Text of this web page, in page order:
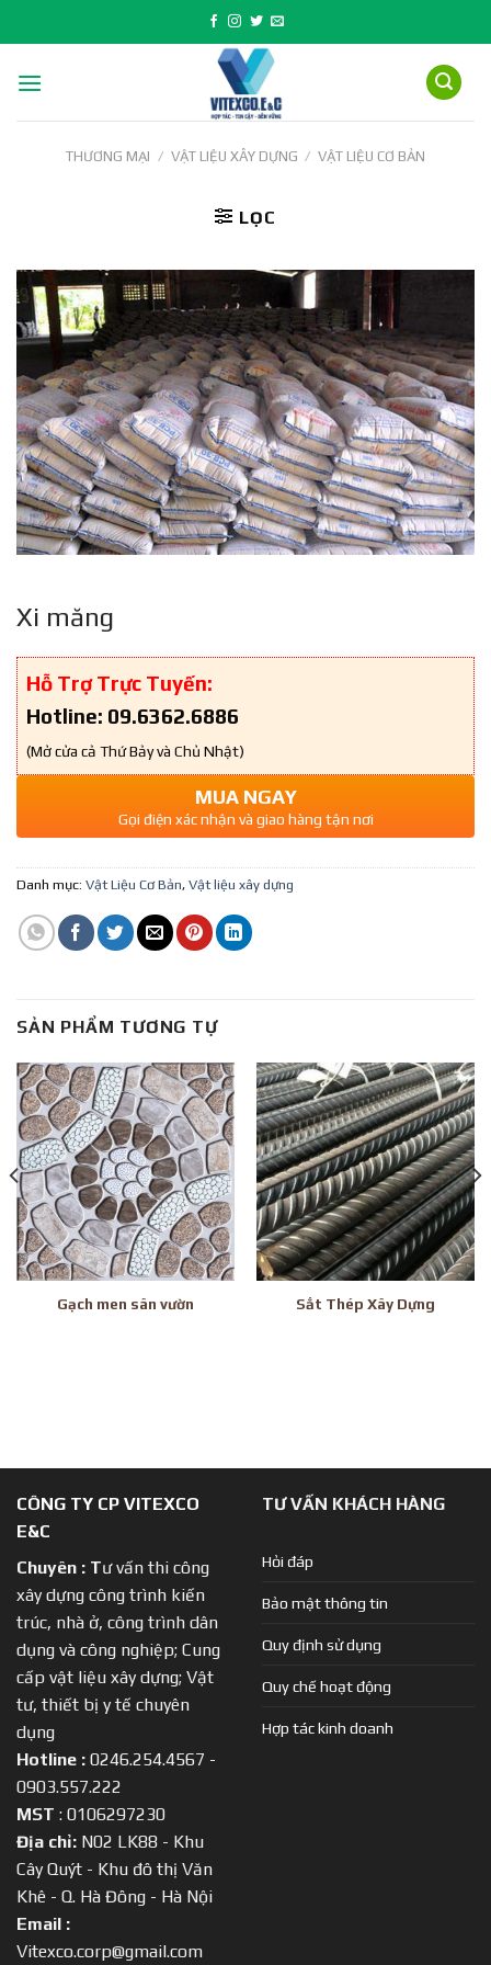
to
THƯƠNG MẠI / VẬT LIỆU XÂY DỰNG / VẬT LIỆU CƠ BẢN
LỌC
Xi măng
Hỗ Trợ Trực Tuyến:
Hotline: 09.6362.6886
(Mở cửa cả Thứ Bảy và Chủ Nhật)
MUA NGAY
Gọi điện xác nhận và giao hàng tận nơi
Danh mục: Vật Liệu Cơ Bản, Vật liệu xây dựng
SẢN PHẨM TƯƠNG TỰ
Gạch men sân vườn Sắt Thép Xây Dựng
CÔNG TY CP VITEXCO
E&C
Chuyên : Tư vấn thi công
xây dựng công trình kiến
trúc, nhà ở, công trình dân
dụng và công nghiệp; Cung
cấp vật liệu xây dựng; Vật
tư, thiết bị y tế chuyên
dụng
Hotline : 0246.254.4567 -
0903.557.222
MST : 0106297230
Địa chỉ: N02 LK88 - Khu
Cây Quýt - Khu đô thị Văn
Khê - Q. Hà Đông - Hà Nội
Email :
Vitexco.corp@gmail.com
TƯ VẤN KHÁCH HÀNG
Hỏi đáp
Bảo mật thông tin
Quy định sử dụng
Quy chế hoạt động
Hợp tác kinh doanh